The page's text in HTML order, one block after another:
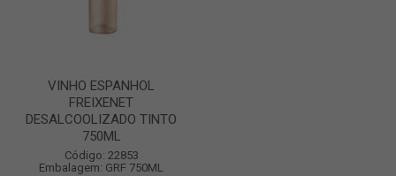
VINHO ESPANHOL
FREIXENET
DESALCOOLIZADO TINTO
750ML
Código: 22853
Embalagem: GRF 750ML